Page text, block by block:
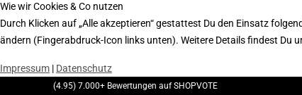
Wie wir Cookies & Co nutzen
Durch Klicken auf „Alle akzeptieren“ gestattest Du den Einsatz
ändern (Fingerabdruck-Icon links unten). Weitere Details findest Du
Impressum | Datenschutz
(4.95) 7.000+ Bewertungen auf SHOPVOTE